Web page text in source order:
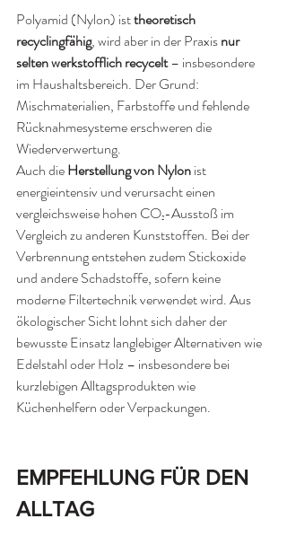
Polyamid (Nylon) ist theoretisch
recyclingfähig, wird aber in der Praxis nur
selten werkstofflich recycelt – insbesondere
im Haushaltsbereich. Der Grund:
Mischmaterialien, Farbstoffe und fehlende
Rücknahmesysteme erschweren die
Wiederverwertung.
Auch die Herstellung von Nylon ist
energieintensiv und verursacht einen
vergleichsweise hohen CO₂-Ausstoß im
Vergleich zu anderen Kunststoffen. Bei der
Verbrennung entstehen zudem Stickoxide
und andere Schadstoffe, sofern keine
moderne Filtertechnik verwendet wird. Aus
ökologischer Sicht lohnt sich daher der
bewusste Einsatz langlebiger Alternativen wie
Edelstahl oder Holz – insbesondere bei
kurzlebigen Alltagsprodukten wie
Küchenhelfern oder Verpackungen.
EMPFEHLUNG FÜR DEN
ALLTAG